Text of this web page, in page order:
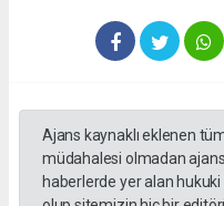
Ajans kaynaklı eklenen
müdahalesi olmadan
haberlerde yer alan